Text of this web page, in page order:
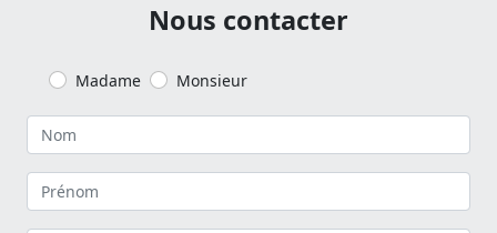
Nous contacter
Madame Monsieur